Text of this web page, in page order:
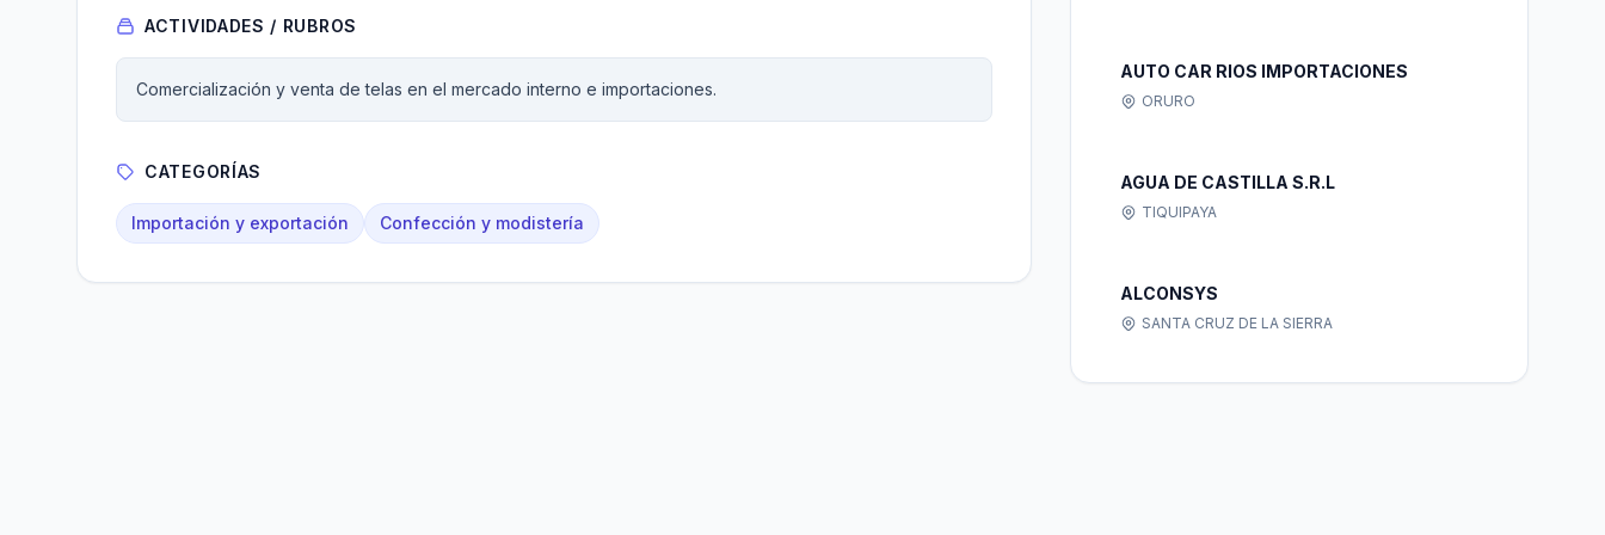
ACTIVIDADES / RUBROS
Comercialización y venta de telas en el mercado interno e importaciones.
CATEGORÍAS
Importación y exportación Confección y modistería
AUTO CAR RIOS IMPORTACIONES
ORURO
AGUA DE CASTILLA S.R.L
TIQUIPAYA
ALCONSYS
SANTA CRUZ DE LA SIERRA